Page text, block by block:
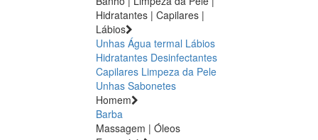
Hidratantes | Capilares |
Lábios
Unhas Água termal Lábios
Hidratantes Desinfectantes
Capilares Limpeza da Pele
Unhas Sabonetes
Homem
Barba
Massagem | Óleos